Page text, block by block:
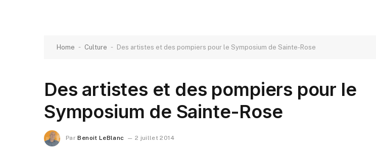
Home - Culture - Des artistes et des pompiers pour le Symposium de Sainte-Rose
Des artistes et des pompiers pour le
Symposium de Sainte-Rose
Par Benoit LeBlanc 2 juillet 2014